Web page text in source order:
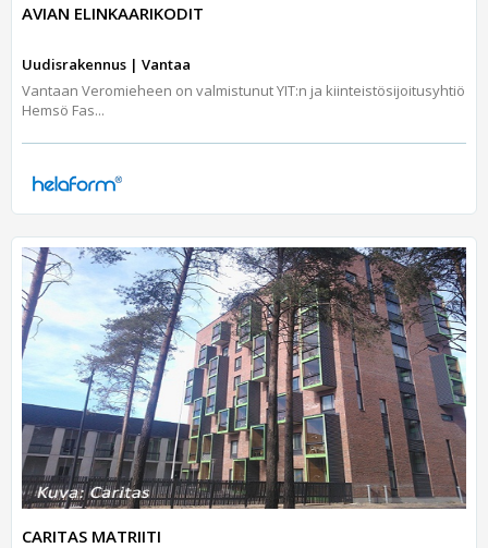
AVIAN ELINKAARIKODIT
Uudisrakennus | Vantaa
Vantaan Veromieheen on valmistunut YIT:n ja kiinteistösijoitusyhtiö
Hemsö Fas...
CARITAS MATRIITI